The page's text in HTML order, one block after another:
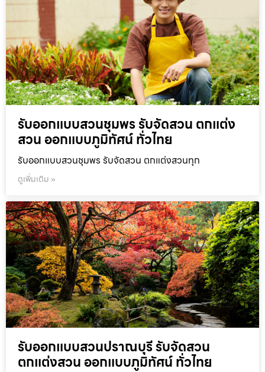
รับออกแบบสวนชุมพร รับจัดสวน ตกแต่ง
สวน ออกแบบภูมิทัศน์ ทั่วไทย
รับออกแบบสวนชุมพร รับจัดสวน ตกแต่งสวนทุก
ดูเพิ่มเติม »
รับออกแบบสวนปราณบุรี รับจัดสวน
ตกแต่งสวน ออกแบบภูมิทัศน์ ทั่วไทย